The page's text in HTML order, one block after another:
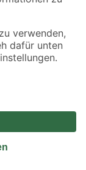
sind unter
beziehen
hier